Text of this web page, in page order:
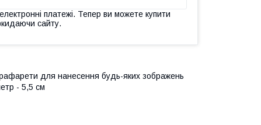
платежі. Тепер ви можете купити
сайту.
для нанесення будь-яких зображень
- 5,5 см